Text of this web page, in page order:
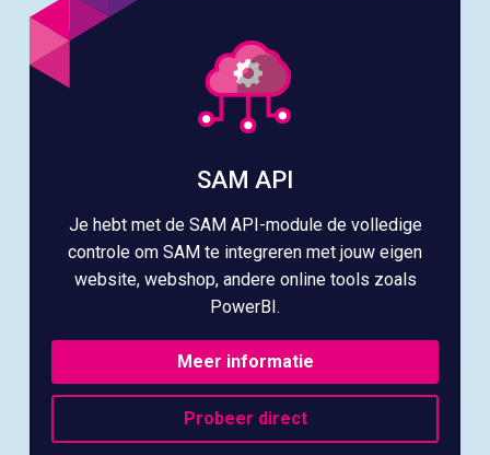
SAM API
Je hebt met de SAM API-module de volledige
controle om SAM te integreren met jouw eigen
website, webshop, andere online tools zoals
PowerBI.
Meer informatie
Probeer direct